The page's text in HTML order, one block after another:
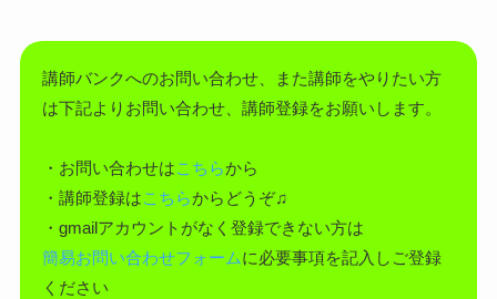
講師バンクへのお問い合わせ、また講師をやりたい方
は下記よりお問い合わせ、講師登録をお願いします。
・お問い合わせはこちらから
・講師登録はこちらからどうぞ♫
・gmailアカウントがなく登録できない方は
簡易お問い合わせフォームに必要事項を記入しご登録
ください